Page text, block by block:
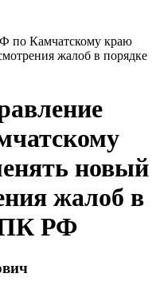
по Камчатскому краю
жалоб в порядке
новый
жалоб в
РФ